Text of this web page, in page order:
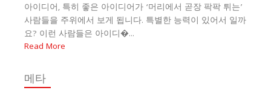
아이디어, 특히 좋은 아이디어가 ‘머리에서 곧장 팍팍 튀는’
사람들을 주위에서 보게 됩니다. 특별한 능력이 있어서 일까
요? 이런 사람들은 아이디�...
Read More
메타